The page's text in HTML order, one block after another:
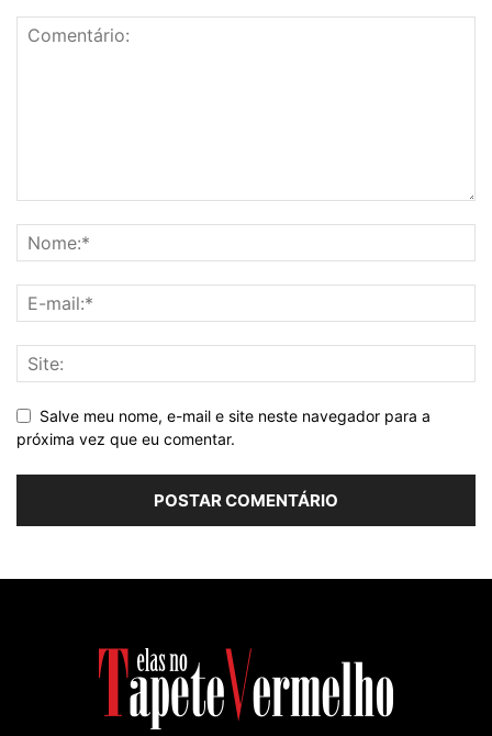
Salve meu nome, e-mail e site neste navegador para a
próxima vez que eu comentar.